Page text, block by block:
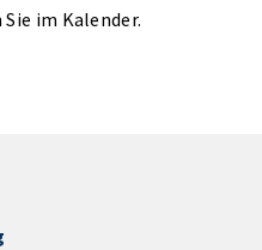
im Kalender.